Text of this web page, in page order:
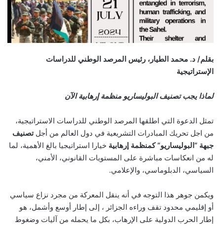
بقلم/ د. محمد الطيار، رئيس المرصد الوطني للدراسات
الإستراتيجية
لماذا يجب تصنيف البوليساريو منظمة إرهابية الآن
تمثل الدعوة التي اطلقها المرصد الوطني للدراسات الاستراتيجية،
من اجل تحريك المبادرات التشريعية في دول العالم من أجل تصنيف
جبهة “البوليساريو” كمنظمة إرهابية خيارا استراتيجيا بالغ الأهمية، لما
له من انعكاسات مباشرة على المستويات القانوني، الأمني،
السياسي، الدبلوماسي، والإعلامي.
ويكمن جوهر هذا التوجه في أنه ينقل المعركة من مجرد نزاع سياسي
أو إقليمي محدود تقف وراءه الجزائر ، إلى إطار أوسع وأشمل، هو
إطار الحرب الدولية على الإرهاب، بكل ما يحمله من آليات وضغوط